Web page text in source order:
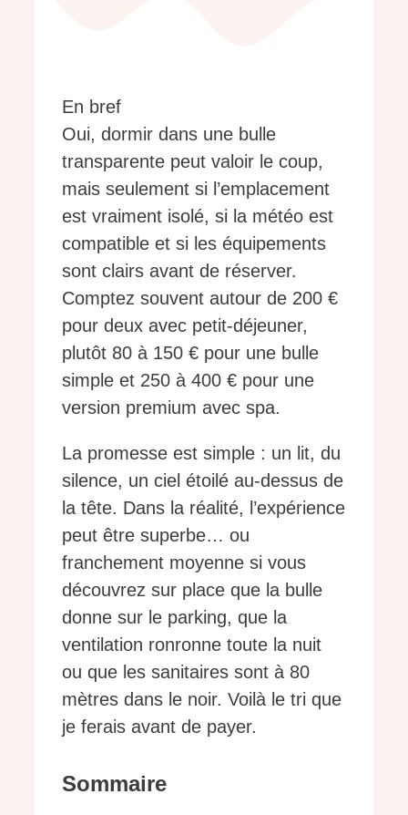
En bref
Oui, dormir dans une bulle
transparente peut valoir le coup,
mais seulement si l’emplacement
est vraiment isolé, si la météo est
compatible et si les équipements
sont clairs avant de réserver.
Comptez souvent autour de 200 €
pour deux avec petit-déjeuner,
plutôt 80 à 150 € pour une bulle
simple et 250 à 400 € pour une
version premium avec spa.
La promesse est simple : un lit, du
silence, un ciel étoilé au-dessus de
la tête. Dans la réalité, l’expérience
peut être superbe… ou
franchement moyenne si vous
découvrez sur place que la bulle
donne sur le parking, que la
ventilation ronronne toute la nuit
ou que les sanitaires sont à 80
mètres dans le noir. Voilà le tri que
je ferais avant de payer.
Sommaire